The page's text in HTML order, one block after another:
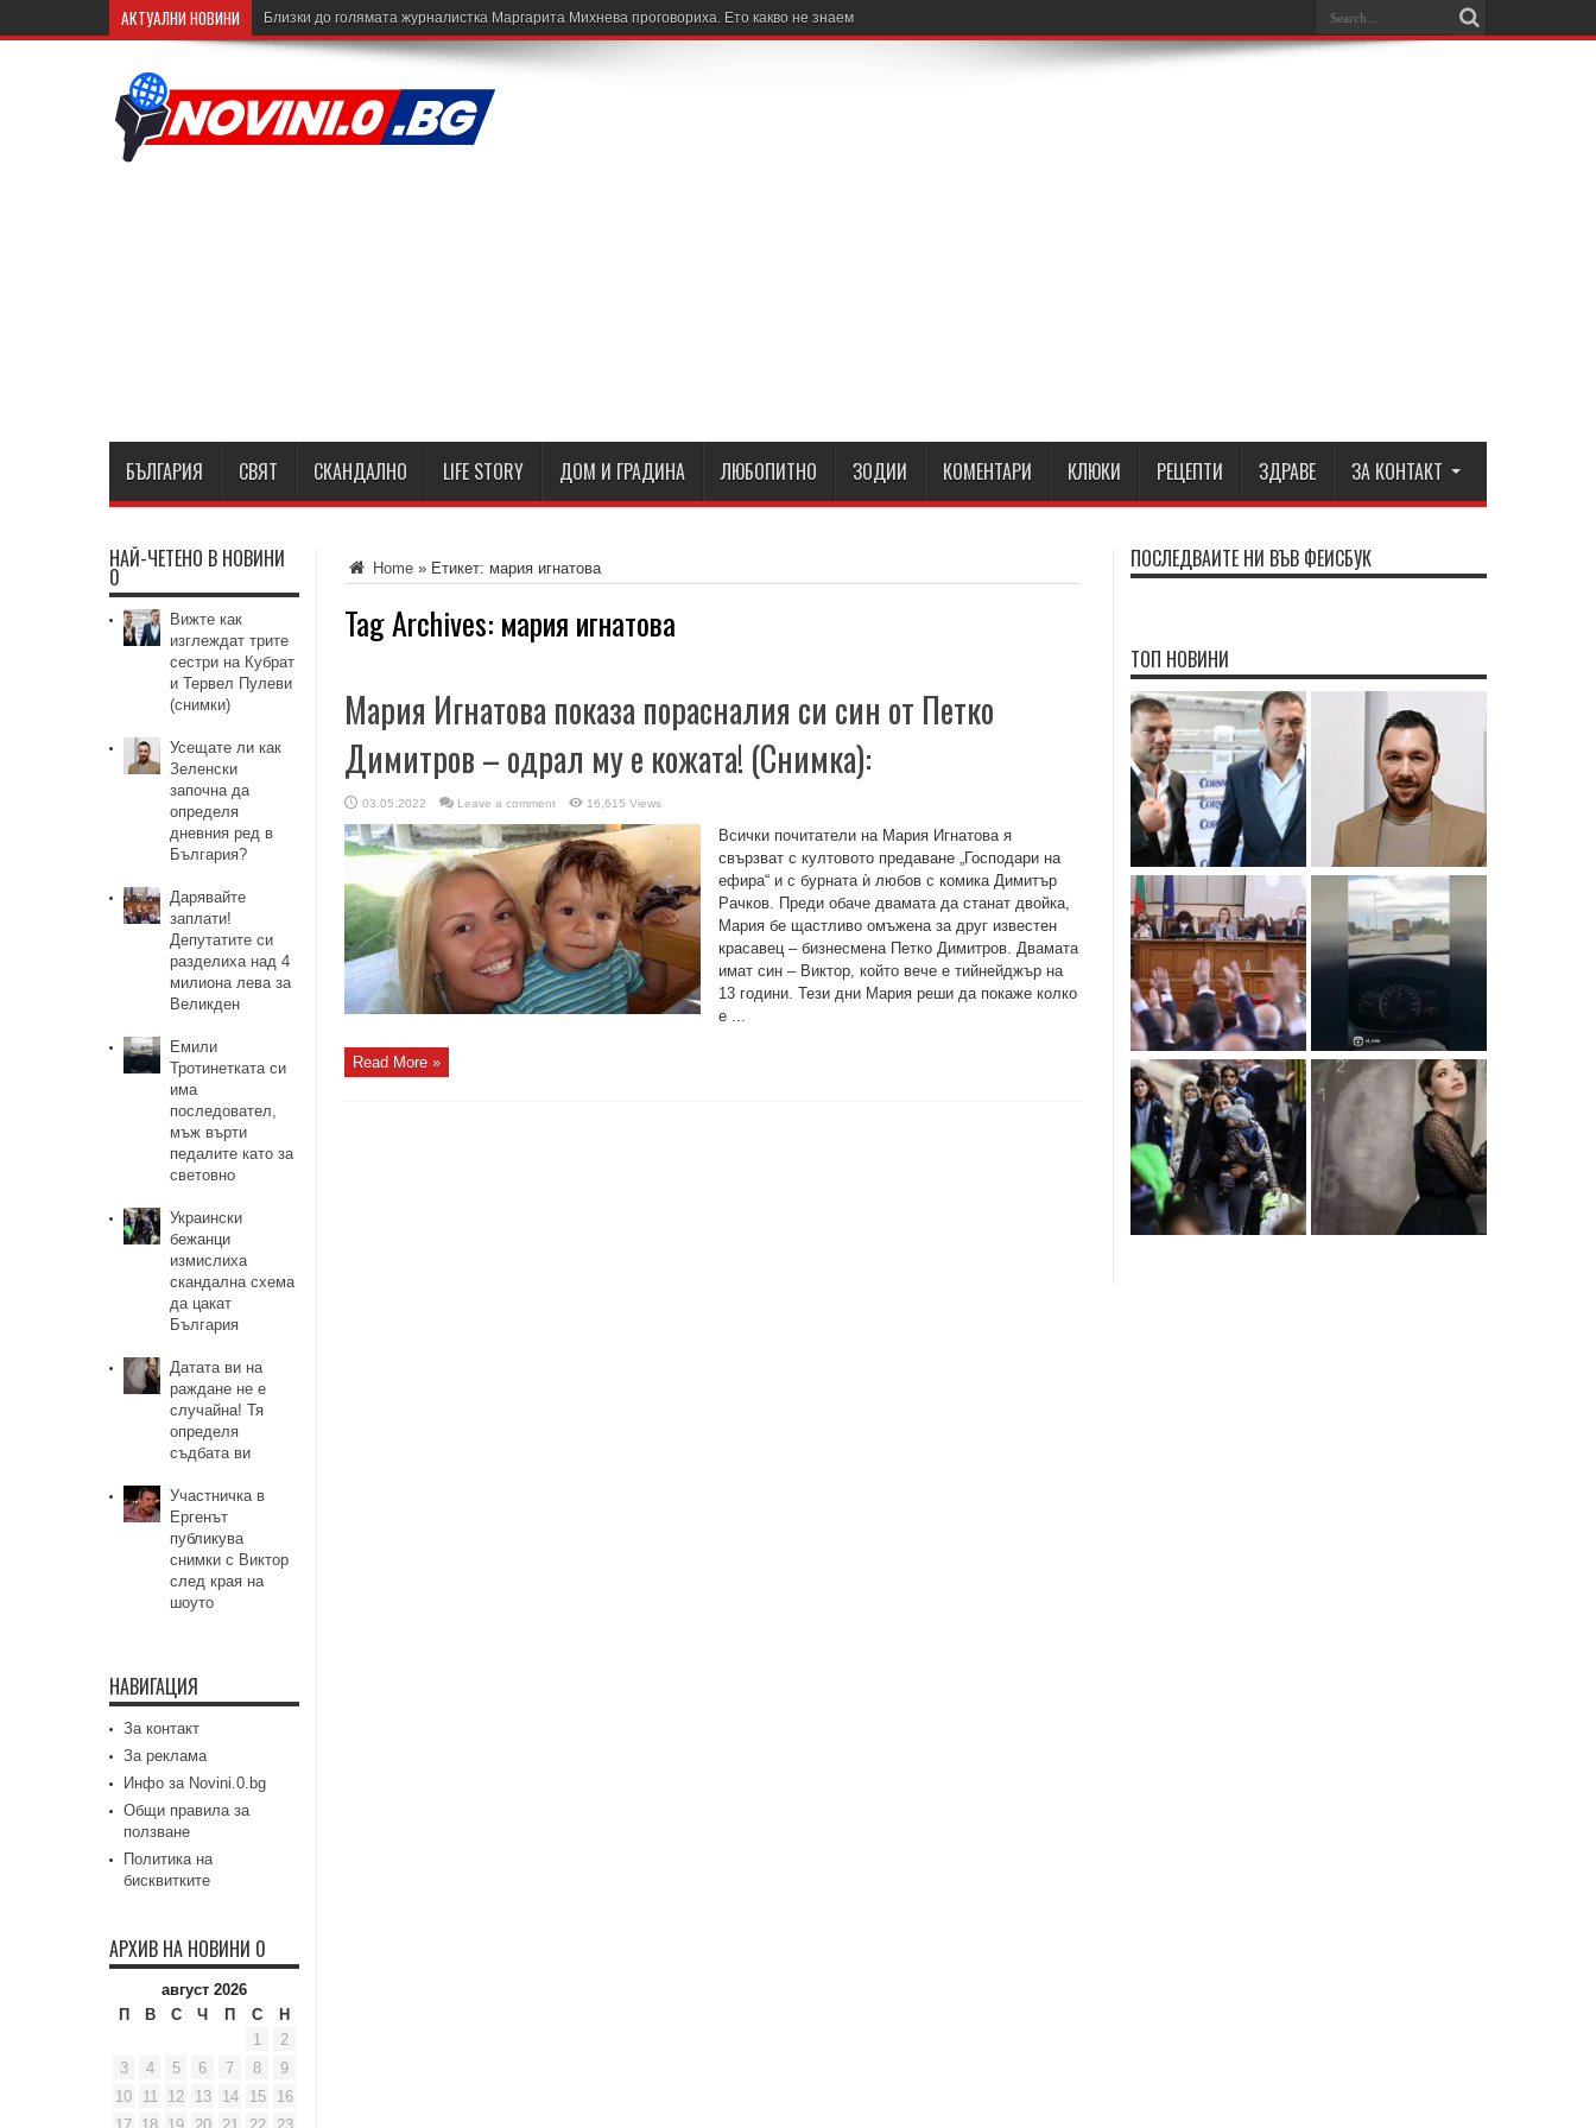
АКТУАЛНИ НОВИНИ Близки до голямата журналистка Маргарита Михнева проговориха. Ето какво не знаем
БЪЛГАРИЯ СВЯТ СКАНДАЛНО LIFE STORY ДОМ И ГРАДИНА ЛЮБОПИТНО ЗОДИИ КОМЕНТАРИ КЛЮКИ РЕЦЕПТИ ЗДРАВЕ ЗА КОНТАКТ
Home » Етикет: мария игнатова
Tag Archives: мария игнатова
Мария Игнатова показа порасналия си син от Петко
Димитров – одрал му е кожата! (Снимка):
03.05.2022 Leave a comment 16,615 Views
Всички почитатели на Мария Игнатова я
свързват с култовото предаване „Господари на
ефира“ и с бурната ѝ любов с комика Димитър
Рачков. Преди обаче двамата да станат двойка,
Мария бе щастливо омъжена за друг известен
красавец – бизнесмена Петко Димитров. Двамата
имат син – Виктор, който вече е тийнейджър на
13 години. Тези дни Мария реши да покаже колко
е ...
Read More »
НАЙ-ЧЕТЕНО В НОВИНИ
0
Вижте как
изглеждат трите
сестри на Кубрат
и Тервел Пулеви
(снимки)
Усещате ли как
Зеленски
започна да
определя
дневния ред в
България?
Дарявайте
заплати!
Депутатите си
разделиха над 4
милиона лева за
Великден
Емили
Тротинетката си
има
последовател,
мъж върти
педалите като за
световно
Украински
бежанци
измислиха
скандална схема
да цакат
България
Датата ви на
раждане не е
случайна! Тя
определя
съдбата ви
Участничка в
Ергенът
публикува
снимки с Виктор
след края на
шоуто
НАВИГАЦИЯ
За контакт
За реклама
Инфо за Novini.0.bg
Общи правила за
ползване
Политика на
бисквитките
АРХИВ НА НОВИНИ 0
август 2026
П
В С Ч П С
Н
1
2
3
4 5 6 7 8
9
10
11 12 13 14 15
16
ПОСЛЕДВАЙТЕ НИ ВЪВ ФЕЙСБУК
ТОП НОВИНИ